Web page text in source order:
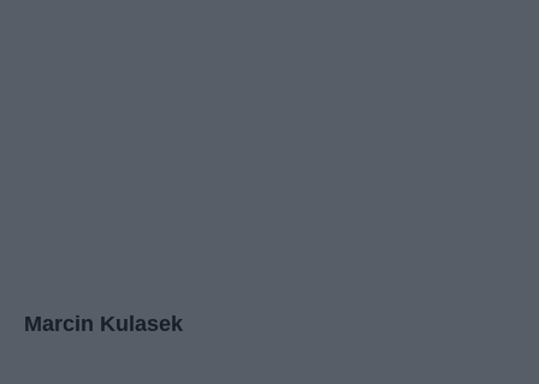
Marcin Kulasek